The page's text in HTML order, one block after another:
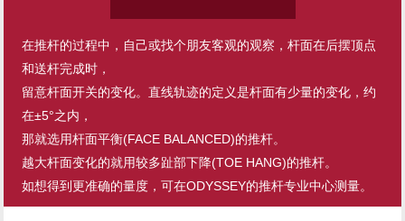
在推杆的过程中，自己或找个朋友客观的观察，杆面在后摆顶点
和送杆完成时，
留意杆面开关的变化。直线轨迹的定义是杆面有少量的变化，约
在±5°之内，
那就选用杆面平衡(FACE BALANCED)的推杆。
越大杆面变化的就用较多趾部下降(TOE HANG)的推杆。
如想得到更准确的量度，可在ODYSSEY的推杆专业中心测量。